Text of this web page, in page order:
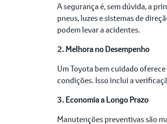
A segurança é, sem dúvida, a
pneus, luzes e sistemas de
podem levar a acidentes.
2. Melhora no Desempenho
Um Toyota bem cuidado
condições. Isso inclui a
3. Economia a Longo Prazo
Manutenções preventivas são